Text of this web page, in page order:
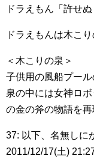
ドラえもん「許せぬ
ドラえもんは木こ
＜木こりの泉＞
子供用の風船プール
泉の中には女神ロ
の金の斧の物語を再
37: 以下、名無しに
2011/12/17(土)